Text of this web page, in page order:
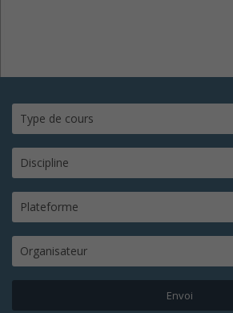
Type de cours
Discipline
Plateforme
Organisateur